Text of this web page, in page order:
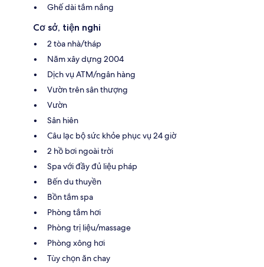
Ghế dài tắm nắng
Cơ sở, tiện nghi
2 tòa nhà/tháp
Năm xây dựng 2004
Dịch vụ ATM/ngân hàng
Vườn trên sân thượng
Vườn
Sân hiên
Câu lạc bộ sức khỏe phục vụ 24 giờ
2 hồ bơi ngoài trời
Spa với đầy đủ liệu pháp
Bến du thuyền
Bồn tắm spa
Phòng tắm hơi
Phòng trị liệu/massage
Phòng xông hơi
Tùy chọn ăn chay